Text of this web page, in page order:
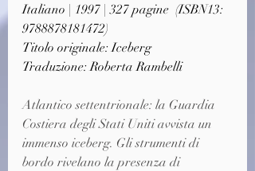
Italiano | 1997 | 327 pagine  (ISBN13:
9788878181472)
Titolo originale: Iceberg
Traduzione: Roberta Rambelli
Atlantico settentrionale: la Guardia
Costiera degli Stati Uniti avvista un
immenso iceberg. Gli strumenti di
bordo rivelano la presenza di